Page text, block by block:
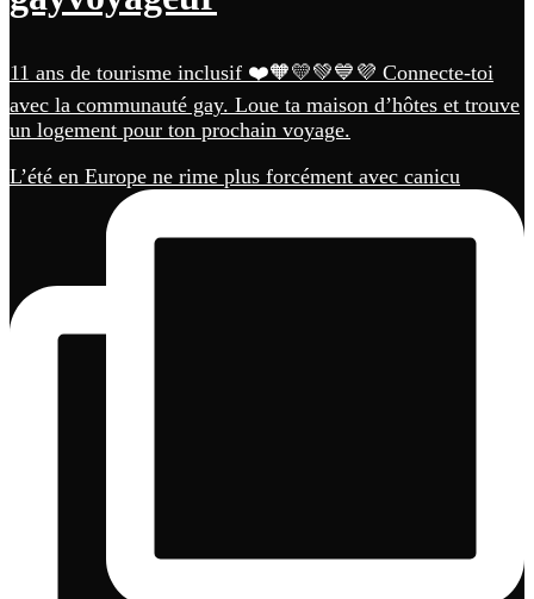
11 ans de tourisme inclusif ❤️🧡💛💚💙💜 Connecte-toi
avec la communauté gay. Loue ta maison d’hôtes et trouve
un logement pour ton prochain voyage.
L’été en Europe ne rime plus forcément avec canicu